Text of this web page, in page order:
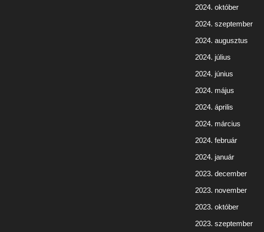
2024. október
2024. szeptember
2024. augusztus
2024. július
2024. június
2024. május
2024. április
2024. március
2024. február
2024. január
2023. december
2023. november
2023. október
2023. szeptember